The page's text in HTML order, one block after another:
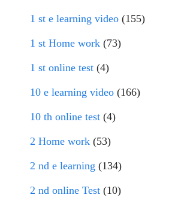
1 st e learning video (155)
1 st Home work (73)
1 st online test (4)
10 e learning video (166)
10 th online test (4)
2 Home work (53)
2 nd e learning (134)
2 nd online Test (10)